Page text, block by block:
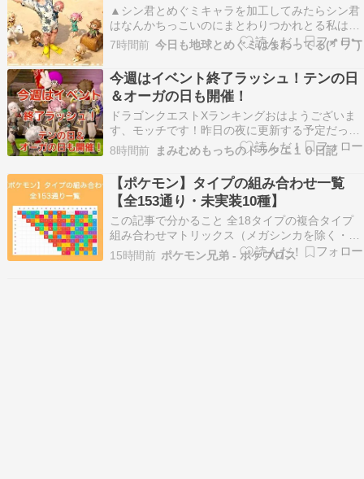
▲シン君とめぐミキャラを加工してみたらシン君
はなんかちっこいのにまとわりつかれとる私はま
とわりつこうとしてるちっこいのの一味になっと
るしどーゆう加工よ、これ ▲夏イベントはジュレ
ットから行けるでー ▲水着といえばこのダサ水着
一択 ▲オーガの魅力は動くシッポやーっ揺れるシ
ッポが可…
7時間前 今日も地球とめぐミはまわってる(*ﾟワﾟ)
今週はイベント終了ラッシュ！テンの日
＆オーガの日も開催！
ドラゴンクエストXランキングおはようございま
す、モッチです！昨日の夜に更新する予定だった
のですが……見事に寝てしまいました????という
ことで、まさかの翌朝更新ですwさて、私は一昨
日からお盆休みに入りました！せっかくのお休み
なので、ドラクエを遊ぶ時間も増えそうです♪も
ちろん、ドラ…
8時間前 まみむめもっちのドラクエ１０日記
【ポケモン】タイプの組み合わせ一覧
【全153通り・未実装10種】
この記事で分かること 全18タイプの複合タイプ
組み合わせマトリックス（メガシンカを除く・世
代フィルター付き） 第9世代現在まだ存在しない
複合タイプ組み合わせ（10種） 世代ごとに初め
15時間前 ポケモン兄弟 - ポケブロス